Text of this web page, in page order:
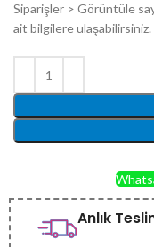
Siparişler > Görüntüle
ait bilgilere ulaşabilirsiniz.
Anlık